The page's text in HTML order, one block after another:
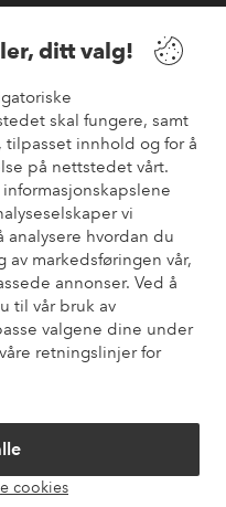
ditt valg!
skal fungere, samt
tilpasset innhold og for å
på nettstedet vårt.
vi
analysere hvordan du
markedsføringen vår,
annonser. Ved å
til vår bruk av
valgene dine under
retningslinjer for
cookies
?